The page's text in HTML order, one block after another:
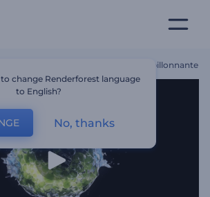
De Logo - Sphère D'eau Tourbillonnante
change Renderforest language
to English?
No, thanks